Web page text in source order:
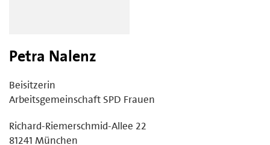
Petra Nalenz
Beisitzerin
Arbeitsgemeinschaft SPD Frauen
Richard-Riemerschmid-Allee 22
81241 München